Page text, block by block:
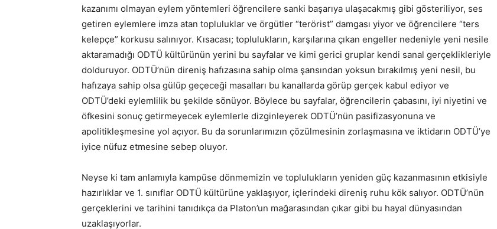
kazanımı olmayan eylem yöntemleri öğrencilere sanki başarıya ulaşacakmış gibi gösteriliyor, ses
getiren eylemlere imza atan topluluklar ve örgütler “terörist” damgası yiyor ve öğrencilere “ters
kelepçe” korkusu salınıyor. Kısacası; toplulukların, karşılarına çıkan engeller nedeniyle yeni nesile
aktaramadığı ODTÜ kültürünün yerini bu sayfalar ve kimi gerici gruplar kendi sanal gerçeklikleriyle
dolduruyor. ODTÜ’nün direniş hafızasına sahip olma şansından yoksun bırakılmış yeni nesil, bu
hafızaya sahip olsa gülüp geçeceği masalları bu kanallarda görüp gerçek kabul ediyor ve
ODTÜ’deki eylemlilik bu şekilde sönüyor. Böylece bu sayfalar, öğrencilerin çabasını, iyi niyetini ve
öfkesini sonuç getirmeyecek eylemlerle dizginleyerek ODTÜ’nün pasifizasyonuna ve
apolitikleşmesine yol açıyor. Bu da sorunlarımızın çözülmesinin zorlaşmasına ve iktidarın ODTÜ’ye
iyice nüfuz etmesine sebep oluyor.
Neyse ki tam anlamıyla kampüse dönmemizin ve toplulukların yeniden güç kazanmasının etkisiyle
hazırlıklar ve 1. sınıflar ODTÜ kültürüne yaklaşıyor, içlerindeki direniş ruhu kök salıyor. ODTÜ’nün
gerçeklerini ve tarihini tanıdıkça da Platon’un mağarasından çıkar gibi bu hayal dünyasından
uzaklaşıyorlar.